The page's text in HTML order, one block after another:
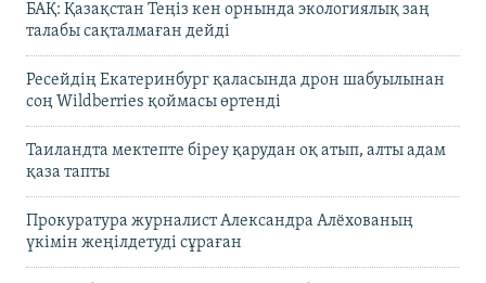
БАҚ: Қазақстан Теңіз кен орнында экологиялық заң
талабы сақталмаған дейді
Ресейдің Екатеринбург қаласында дрон шабуылынан
соң Wildberries қоймасы өртенді
Таиландта мектепте біреу қарудан оқ атып, алты адам
қаза тапты
Прокуратура журналист Александра Алёхованың
үкімін жеңілдетуді сұраған